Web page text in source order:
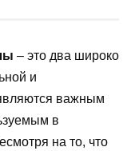
– это два широко
и
важным
в
на то, что